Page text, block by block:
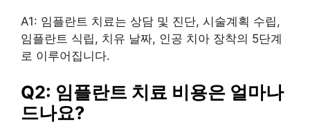
A1: 임플란트 치료는 상담 및 진단, 시술계획 수립,
임플란트 식립, 치유 날짜, 인공 치아 장착의 5단계
로 이루어집니다.
Q2: 임플란트 치료 비용은 얼마나
드나요?